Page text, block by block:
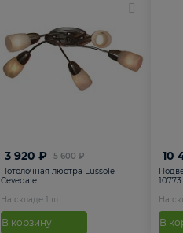
5 600 ₽
3 920 ₽
Потолочная люстра Lussole
Cevedale ...
На складе 1 шт
В корзину
10
10773
На
В